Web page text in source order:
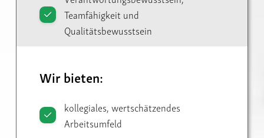
Teamfähigkeit und
Qualitätsbewusstsein
Wir bieten:
kollegiales, wertschätzendes
Arbeitsumfeld